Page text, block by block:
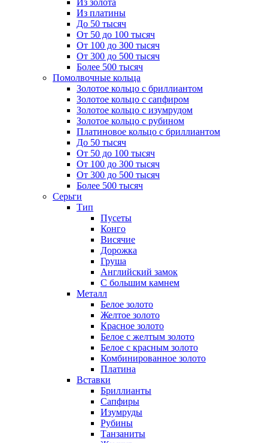
Из золота
Из платины
До 50 тысяч
От 50 до 100 тысяч
От 100 до 300 тысяч
От 300 до 500 тысяч
Более 500 тысяч
Помолвочные кольца
Золотое кольцо с бриллиантом
Золотое кольцо с сапфиром
Золотое кольцо с изумрудом
Золотое кольцо с рубином
Платиновое кольцо с бриллиантом
До 50 тысяч
От 50 до 100 тысяч
От 100 до 300 тысяч
От 300 до 500 тысяч
Более 500 тысяч
Серьги
Тип
Пусеты
Конго
Висячие
Дорожка
Груша
Английский замок
С большим камнем
Металл
Белое золото
Желтое золото
Красное золото
Белое с желтым золото
Белое с красным золото
Комбинированное золото
Платина
Вставки
Бриллианты
Сапфиры
Изумруды
Рубины
Танзаниты